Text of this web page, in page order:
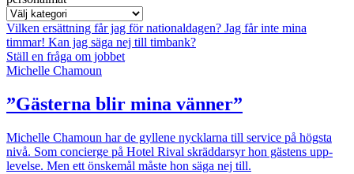
Vilken ersättning får jag för nationaldagen? Jag får inte mina
timmar! Kan jag säga nej till timbank?
Ställ en fråga om jobbet
Michelle Chamoun
”Gästerna blir mina vänner”
Michelle Chamoun har de gyllene nycklarna till service på högsta
nivå. Som concierge på Hotel Rival skräddarsyr hon gästens upp­
levelse. Men ett önskemål måste hon säga nej till.